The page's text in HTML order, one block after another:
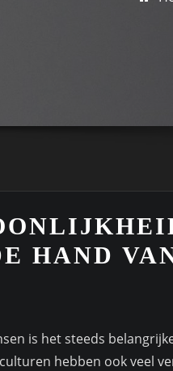
HAND
is het steeds
hebben ook veel